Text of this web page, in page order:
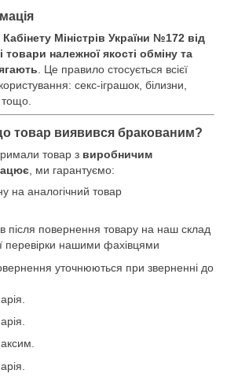
Міністрів України №172 від
товари належної якості обміну та
. Це правило стосується всієї
секс-іграшок, білизни,
товар виявився бракованим?
товар з виробничим
, ми гарантуємо:
на аналогічний товар
після повернення товару на наш склад
перевірки нашими фахівцями
уточнюються при зверненні до